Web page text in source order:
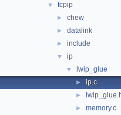
▼ tcpip
► chew
► datalink
► include
▼ ip
▼ lwip_glue
► ip.c
►
► memory.c